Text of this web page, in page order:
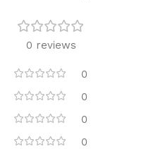
0 reviews
0
0
0
0